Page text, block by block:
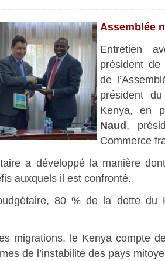
Assemblée
Entretien
président
de
président
Kenya, en
Naud ,
Commerce
a développé la manière
auxquels il est confronté.
80 % de la dette du
migrations, le Kenya compte
de l’instabilité des pays